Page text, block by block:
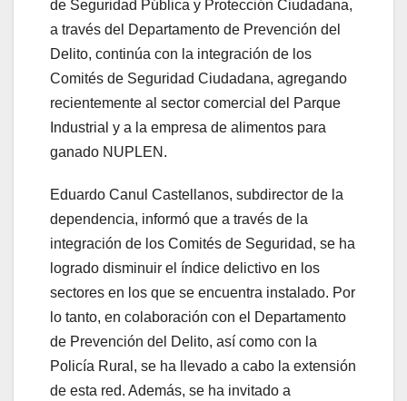
de Seguridad Pública y Protección Ciudadana,
a través del Departamento de Prevención del
Delito, continúa con la integración de los
Comités de Seguridad Ciudadana, agregando
recientemente al sector comercial del Parque
Industrial y a la empresa de alimentos para
ganado NUPLEN.
Eduardo Canul Castellanos, subdirector de la
dependencia, informó que a través de la
integración de los Comités de Seguridad, se ha
logrado disminuir el índice delictivo en los
sectores en los que se encuentra instalado. Por
lo tanto, en colaboración con el Departamento
de Prevención del Delito, así como con la
Policía Rural, se ha llevado a cabo la extensión
de esta red. Además, se ha invitado a